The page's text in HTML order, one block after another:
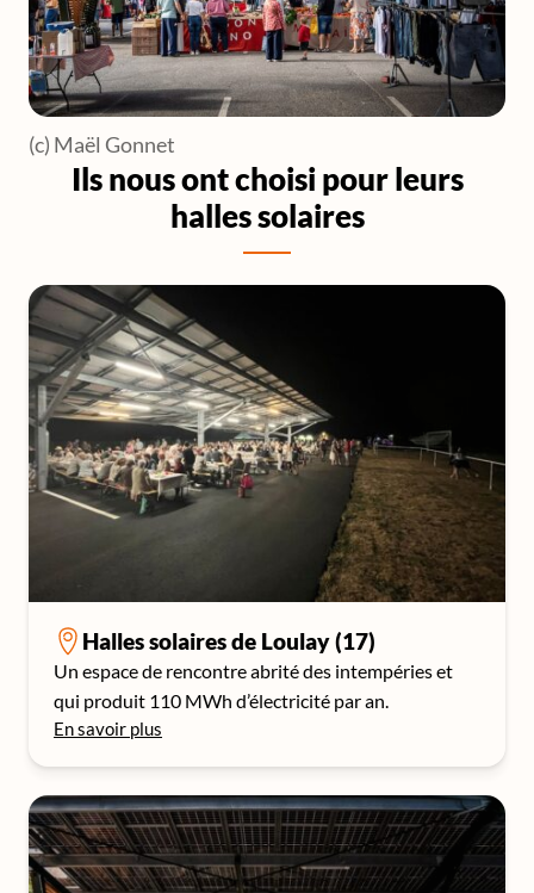
(c) Maël Gonnet
Ils nous ont choisi pour leurs
halles solaires
Halles solaires de Loulay (17)
Un espace de rencontre abrité des intempéries et
qui produit 110 MWh d’électricité par an.
En savoir plus